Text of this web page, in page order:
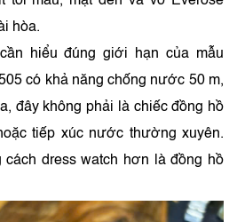
hòa.
hiểu đúng giới hạn của mẫu
có khả năng chống nước 50 m,
đây không phải là chiếc đồng hồ
tiếp xúc nước thường xuyên.
dress watch hơn là đồng hồ